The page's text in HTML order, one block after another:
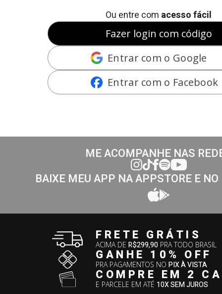
Ou entre com acesso fácil
Fazer login com código
Entrar com o Google
Entrar com o Facebook
ME ACOMPANHE NAS
BAIXE MEU APP NA APPSTORE E
FRETE GRÁTIS
ACIMA DER$299,90 PRA TODO BRASIL
GANHE 10% OFF
PRA PAGAMENTOS NOPIX À VISTA
COMPRE EM 2
E PARCELE EM ATÉ 10X SEM JUROS